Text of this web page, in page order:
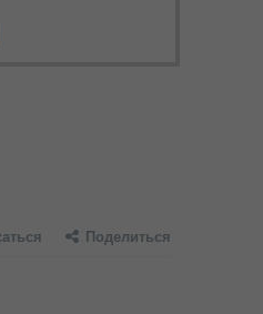
Поделиться